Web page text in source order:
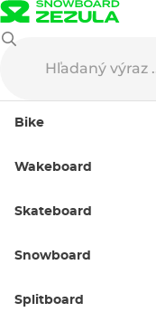
Bike
Wakeboard
Skateboard
Snowboard
Splitboard
Bike